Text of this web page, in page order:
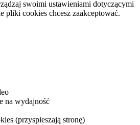
swoimi ustawieniami dotyczącymi
pliki cookies chcesz zaakceptować.
na wydajność
(przyspieszają stronę)